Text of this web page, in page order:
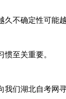
不确定性可能越
至关重要。
们湖北自考网